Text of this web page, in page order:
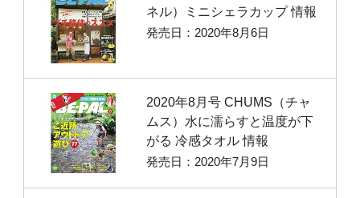
ネル）ミニシェラカップ 情報
発売日：2020年8月6日
2020年8月号 CHUMS（チャ
ムス）水に濡らすと温度が下
がる 冷感タオル 情報
発売日：2020年7月9日